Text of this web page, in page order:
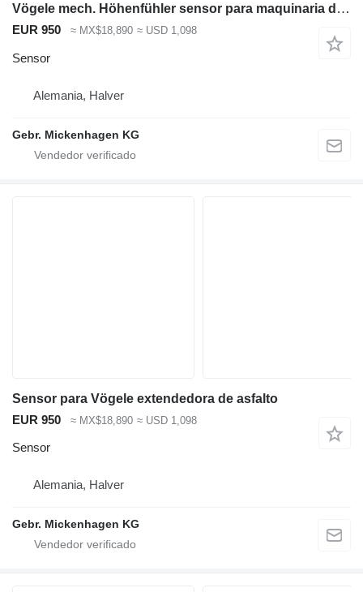
Vögele mech. Höhenfühler sensor para maquinaria de construcción de carreteras
EUR 950 ≈ MX$18,890 ≈ USD 1,098
Sensor
Alemania, Halver
Gebr. Mickenhagen KG
Sensor para Vögele extendedora de asfalto
EUR 950
≈ MX$18,890 ≈ USD 1,098
Sensor
Alemania, Halver
Gebr. Mickenhagen KG